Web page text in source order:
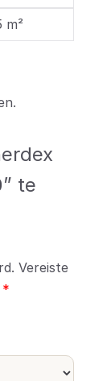
m²
te
Vereiste
*